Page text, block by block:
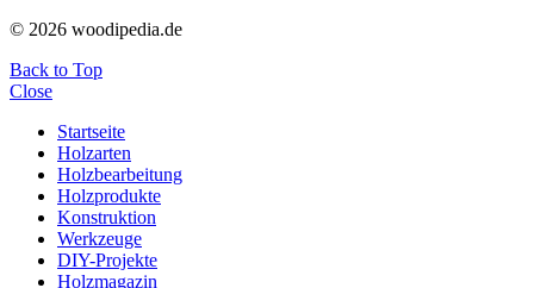
© 2026 woodipedia.de
Back to Top
Close
Startseite
Holzarten
Holzbearbeitung
Holzprodukte
Konstruktion
Werkzeuge
DIY-Projekte
Holzmagazin